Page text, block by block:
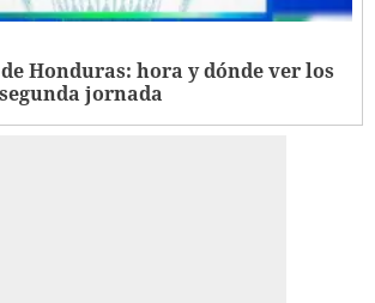
Honduras: hora y dónde ver los
jornada